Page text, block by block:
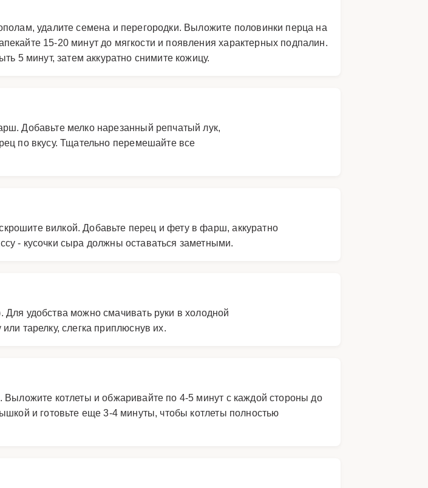
удалите семена и перегородки. Выложите половинки перца на
15-20 минут до мягкости и появления характерных подпалин.
5 минут, затем аккуратно снимите кожицу.
Добавьте мелко нарезанный репчатый лук,
по вкусу. Тщательно перемешайте все
вилкой. Добавьте перец и фету в фарш, аккуратно
- кусочки сыра должны оставаться заметными.
удобства можно смачивать руки в холодной
тарелку, слегка приплюснув их.
Выложите котлеты и обжаривайте по 4-5 минут с каждой стороны до
и готовьте еще 3-4 минуты, чтобы котлеты полностью